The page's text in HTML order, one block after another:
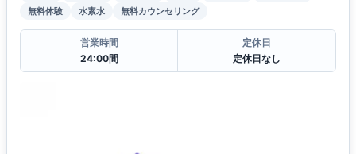
無料体験
水素水 無料カウンセリング
営業時間
24:00間
定休日
定休日なし